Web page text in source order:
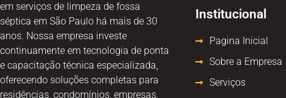
em serviços de limpeza de fossa
séptica em São Paulo há mais de 30
anos. Nossa empresa investe
continuamente em tecnologia de ponta
e capacitação técnica especializada,
oferecendo soluções completas para
residências, condomínios, empresas,
Institucional
Pagina Inicial
Sobre a Empresa
Serviços